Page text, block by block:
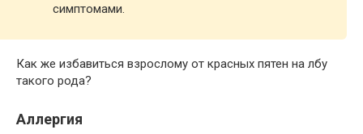
симптомами.
Как же избавиться взрослому от красных пятен на лбу
такого рода?
Аллергия